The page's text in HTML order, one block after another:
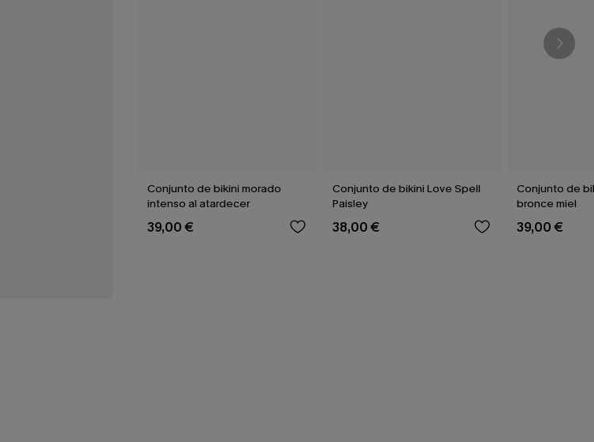
Conjunto de bikini morado
intenso al atardecer
39,00 €
Conjunto de bikini Love Spell
Paisley
38,00 €
Conjunto de
bronce miel
39,00 €